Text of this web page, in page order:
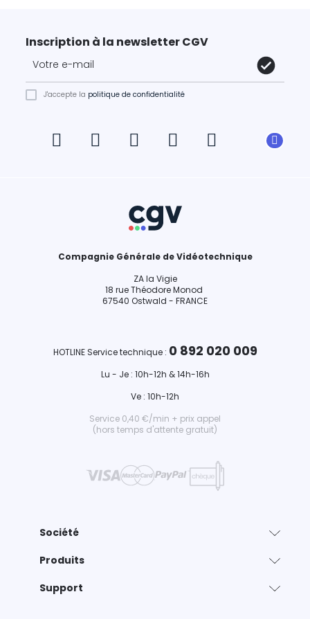
Inscription à la newsletter CGV
J'accepte la politique de confidentialité
Compagnie Générale de Vidéotechnique
ZA la Vigie
18 rue Théodore Monod
67540 Ostwald - FRANCE
HOTLINE Service technique : 0 892 020 009
Lu - Je : 10h-12h & 14h-16h
Ve : 10h-12h
Service 0,40 €/min + prix appel
(hors temps d'attente gratuit)
Société
Produits
Support